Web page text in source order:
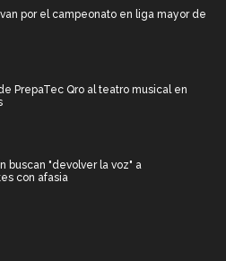
por el campeonato en liga mayor de
PrepaTec Qro al teatro musical en
buscan "devolver la voz" a
con afasia